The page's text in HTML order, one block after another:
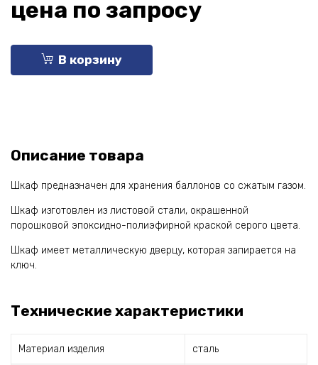
цена по запросу
В корзину
Описание товара
Шкаф предназначен для хранения баллонов со сжатым газом.
Шкаф изготовлен из листовой стали, окрашенной
порошковой эпоксидно-полиэфирной краской серого цвета.
Шкаф имеет металлическую дверцу, которая запирается на
ключ.
Технические характеристики
Материал изделия сталь